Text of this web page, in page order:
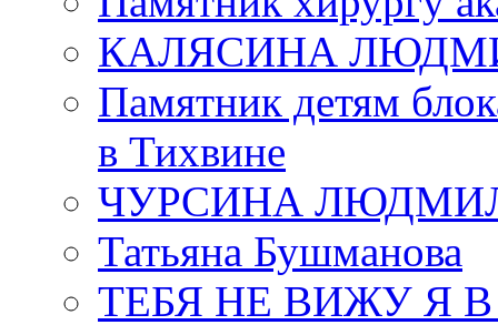
КАЛЯСИНА
Памятник детям
в Тихвине
ЧУРСИНА
Татьяна Бушманова
ТЕБЯ НЕ ВИЖУ Я